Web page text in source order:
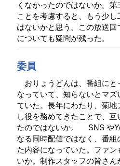
くなかったのではないか。第
ことを考慮すると、もう少
はないかと思う。この放送
についても疑問が残った。
委員
おりょうどんは、番組にと
なっていて、知らないとマズ
ていた。長年にわたり、菊地
し役を務めてきたことで、互
たのではないか。
SNS や
なる同時配信ではなく、番組
た内容になっていた。ファ
いか。制作スタッフの皆さ